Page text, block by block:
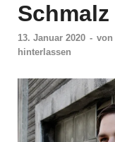
Schmalz
13. Januar 2020 - von
hinterlassen